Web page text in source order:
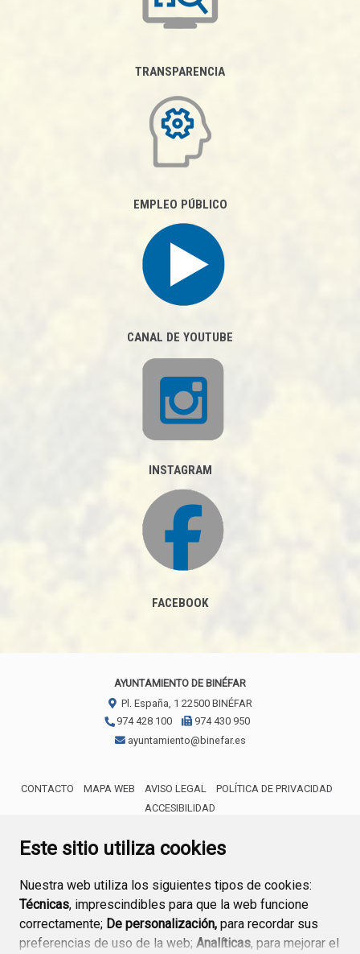
Este sitio utiliza cookies
Nuestra web utiliza los siguientes tipos de cookies:
Técnicas, imprescindibles para que la web funcione
correctamente; De personalización, para recordar sus
preferencias de uso de la web; Analíticas, para mejorar el
TRANSPARENCIA
EMPLEO PÚBLICO
CANAL DE YOUTUBE
INSTAGRAM
FACEBOOK
AYUNTAMIENTO DE BINÉFAR
Pl. España, 1 22500 BINÉFAR
974 428 100
974 430 950
ayuntamiento@binefar.es
CONTACTO MAPA WEB AVISO LEGAL
POLÍTICA DE PRIVACIDAD
ACCESIBILIDAD
ENLACE EXTERNO AL